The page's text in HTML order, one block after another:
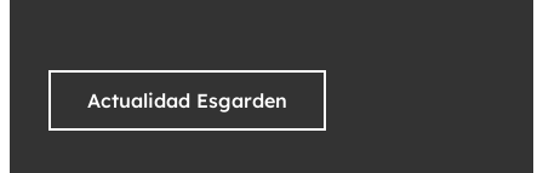
Actualidad Esgarden